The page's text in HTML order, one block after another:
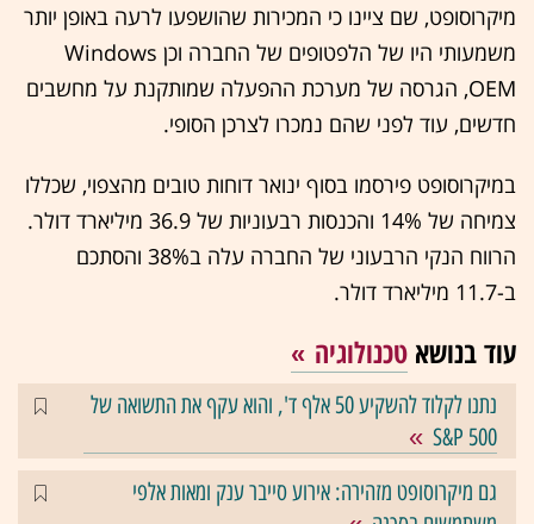
מיקרוסופט, שם ציינו כי המכירות שהושפעו לרעה באופן יותר
משמעותי היו של הלפטופים של החברה וכן Windows
OEM, הגרסה של מערכת ההפעלה שמותקנת על מחשבים
חדשים, עוד לפני שהם נמכרו לצרכן הסופי.
במיקרוסופט פירסמו בסוף ינואר דוחות טובים מהצפוי, שכללו
צמיחה של 14% והכנסות רבעוניות של 36.9 מיליארד דולר.
הרווח הנקי הרבעוני של החברה עלה ב38% והסתכם
ב-11.7 מיליארד דולר.
עוד בנושא טכנולוגיה
נתנו לקלוד להשקיע 50 אלף ד', והוא עקף את התשואה של
S&P 500
גם מיקרוסופט מזהירה: אירוע סייבר ענק ומאות אלפי